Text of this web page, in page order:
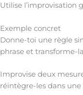
Utilise l’improvisation
Exemple concret
Donne-toi une règle
phrase et transforme-
Improvise deux
réintègre-les dans